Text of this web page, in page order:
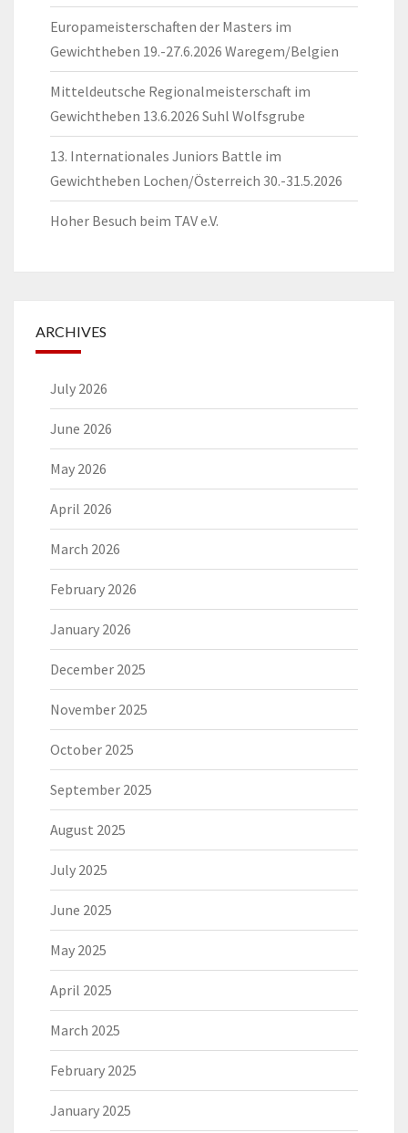
Europameisterschaften der Masters im
Gewichtheben 19.-27.6.2026 Waregem/Belgien
Mitteldeutsche Regionalmeisterschaft im
Gewichtheben 13.6.2026 Suhl Wolfsgrube
13. Internationales Juniors Battle im
Gewichtheben Lochen/Österreich 30.-31.5.2026
Hoher Besuch beim TAV e.V.
ARCHIVES
July 2026
June 2026
May 2026
April 2026
March 2026
February 2026
January 2026
December 2025
November 2025
October 2025
September 2025
August 2025
July 2025
June 2025
May 2025
April 2025
March 2025
February 2025
January 2025